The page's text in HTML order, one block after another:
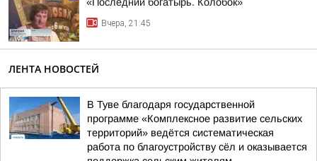
Вчера, 21:45
ЛЕНТА НОВОСТЕЙ
В Туве благодаря государственной
программе «Комплексное развитие сельских
территорий» ведётся систематическая
работа по благоустройству сёл и оказывается